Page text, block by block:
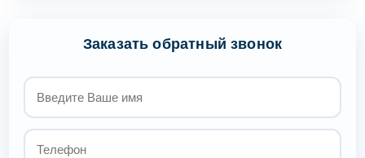
Заказать обратный звонок